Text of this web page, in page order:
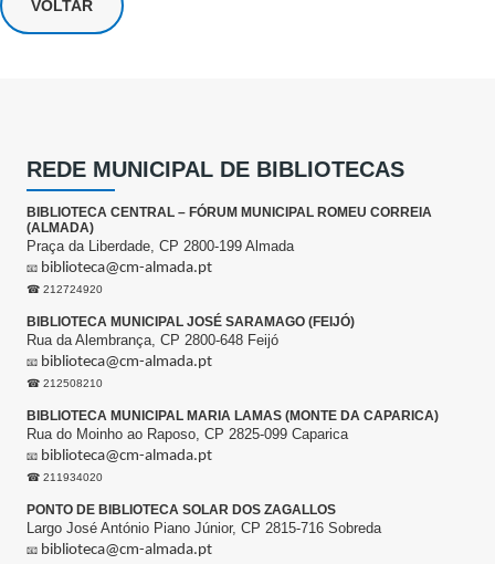
VOLTAR
REDE MUNICIPAL DE BIBLIOTECAS
BIBLIOTECA CENTRAL – FÓRUM MUNICIPAL ROMEU CORREIA
(ALMADA)
Praça da Liberdade, CP 2800-199 Almada
📧 biblioteca@cm-almada.pt
☎ 212724920
BIBLIOTECA MUNICIPAL JOSÉ SARAMAGO (FEIJÓ)
Rua da Alembrança, CP 2800-648 Feijó
📧 biblioteca@cm-almada.pt
☎ 212508210
BIBLIOTECA MUNICIPAL MARIA LAMAS (MONTE DA CAPARICA)
Rua do Moinho ao Raposo, CP 2825-099 Caparica
📧 biblioteca@cm-almada.pt
☎ 211934020
PONTO DE BIBLIOTECA SOLAR DOS ZAGALLOS
Largo José António Piano Júnior, CP 2815-716 Sobreda
📧 biblioteca@cm-almada.pt